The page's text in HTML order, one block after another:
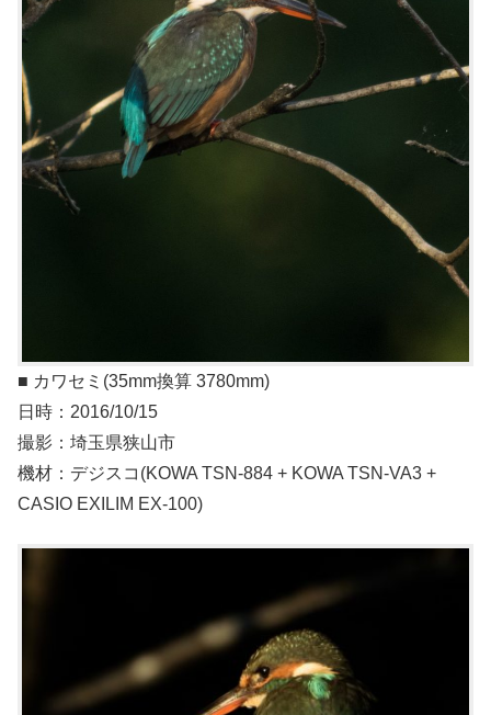
■ カワセミ(35mm換算 3780mm)
日時：2016/10/15
撮影：埼玉県狭山市
機材：デジスコ(KOWA TSN-884 + KOWA TSN-VA3 +
CASIO EXILIM EX-100)